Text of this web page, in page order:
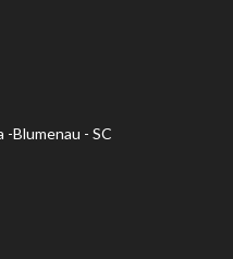
-Blumenau - SC